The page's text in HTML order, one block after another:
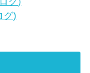
グ)